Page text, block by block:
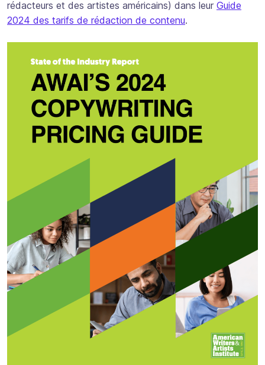
rédacteurs et des artistes américains) dans leur Guide
2024 des tarifs de rédaction de contenu.